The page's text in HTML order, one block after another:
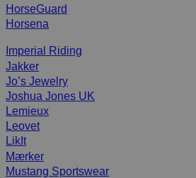
HorseGuard
Horsena
Imperial Riding
Jakker
Jo’s Jewelry
Joshua Jones UK
Lemieux
Leovet
LikIt
Mærker
Mustang Sportswear